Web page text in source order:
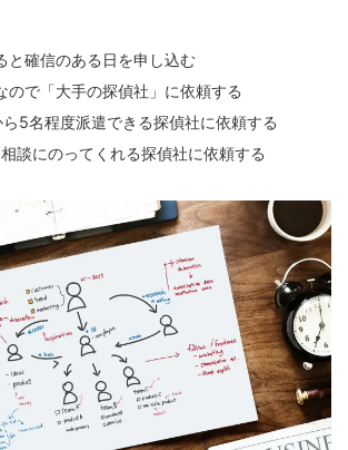
と確信のある日を申し込む
ので「大手の探偵社」に依頼する
5名程度派遣できる探偵社に依頼する
談にのってくれる探偵社に依頼する